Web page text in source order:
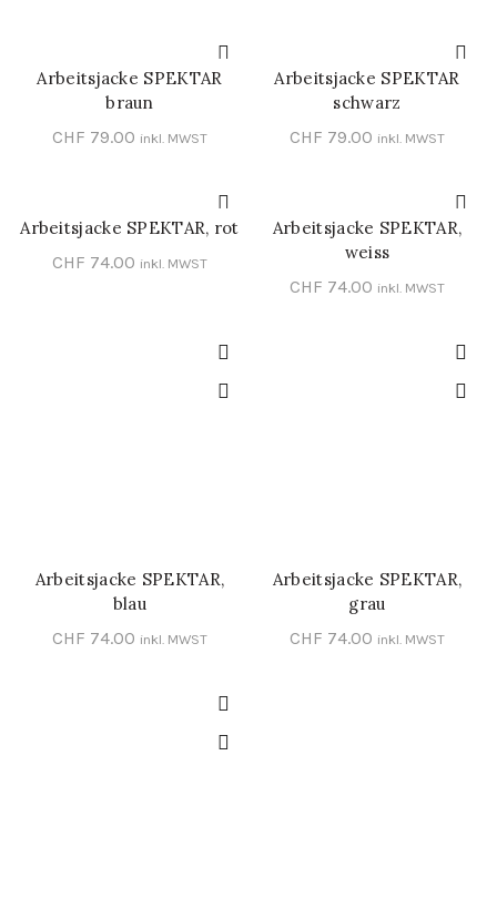
SCHNELL-EINKAUF
Arbeitsjacke SPEKTAR
braun
CHF 79.00 inkl. MWST
SCHNELL-EINKAUF
Arbeitsjacke SPEKTAR
schwarz
CHF 79.00 inkl. MWST
SCHNELL-EINKAUF
Arbeitsjacke SPEKTAR, rot
CHF 74.00 inkl. MWST
SCHNELL-EINKAUF
Arbeitsjacke SPEKTAR,
weiss
CHF 74.00 inkl. MWST
SCHNELL-EINKAUF
Arbeitsjacke SPEKTAR,
blau
CHF 74.00 inkl. MWST
SCHNELL-EINKAUF
Arbeitsjacke SPEKTAR,
grau
CHF 74.00 inkl. MWST